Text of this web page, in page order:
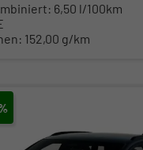
6,50 l/100km
152,00 g/km